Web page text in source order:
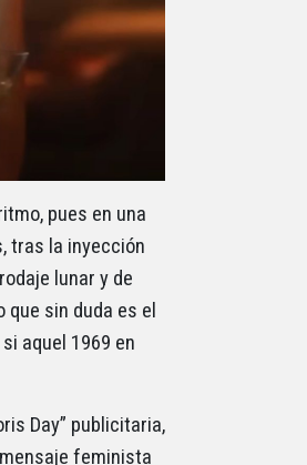
pues en una
tras la inyección
lunar y de
sin duda es el
aquel 1969 en
Day” publicitaria,
feminista